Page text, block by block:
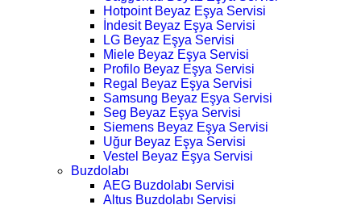
Hotpoint Beyaz Eşya Servisi
İndesit Beyaz Eşya Servisi
LG Beyaz Eşya Servisi
Miele Beyaz Eşya Servisi
Profilo Beyaz Eşya Servisi
Regal Beyaz Eşya Servisi
Samsung Beyaz Eşya Servisi
Seg Beyaz Eşya Servisi
Siemens Beyaz Eşya Servisi
Uğur Beyaz Eşya Servisi
Vestel Beyaz Eşya Servisi
Buzdolabı
AEG Buzdolabı Servisi
Altus Buzdolabı Servisi